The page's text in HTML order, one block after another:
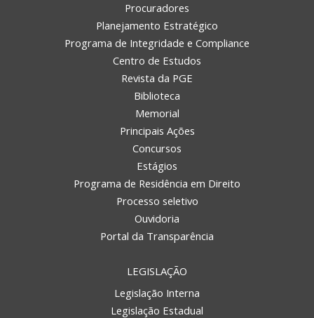
Procuradores
Planejamento Estratégico
Programa de Integridade e Compliance
Centro de Estudos
Revista da PGE
Biblioteca
Memorial
Principais Ações
Concursos
Estágios
Programa de Residência em Direito
Processo seletivo
Ouvidoria
Portal da Transparência
LEGISLAÇÃO
Legislação Interna
Legislação Estadual